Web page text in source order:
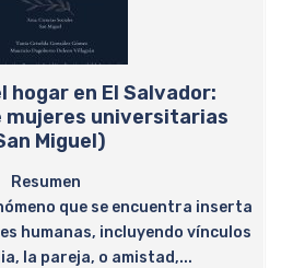
hogar en El Salvador:
mujeres universitarias
Miguel)
Resumen
que se encuentra inserta
humanas, incluyendo vínculos
la pareja, o amistad,...